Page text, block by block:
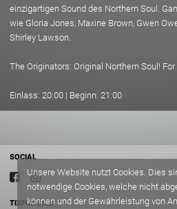
einzigartigen Sound des Northern Soul.
wie Gloria Jones, Maxine Brown, Gwen
Shirley Lawson.
The Originators: Original Northern Soul! For
Einlass: 20:00 | Beginn: 21:00
SOCIAL
TIXFORGIGS
Unsere Website nutzt Cookies. Dies
notwendige Cookies, welche nicht
können und der Gewährleistung von